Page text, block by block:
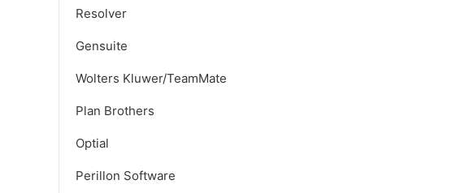
Resolver
Gensuite
Wolters Kluwer/TeamMate
Plan Brothers
Optial
Perillon Software